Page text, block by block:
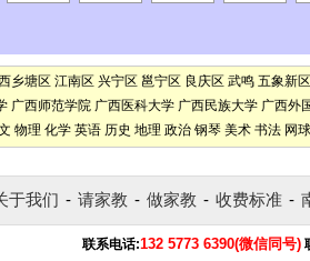
乡塘区 江南区 兴宁区 邕宁区 良庆区 武鸣 五象新区
广西师范学院 广西医科大学 广西民族大学 广西外
物理 化学 英语 历史 地理 政治 钢琴 美术 书法 网球
于我们 - 请家教 - 做家教 - 收费标准 -
联系电话:132 5773 6390(微信同号)